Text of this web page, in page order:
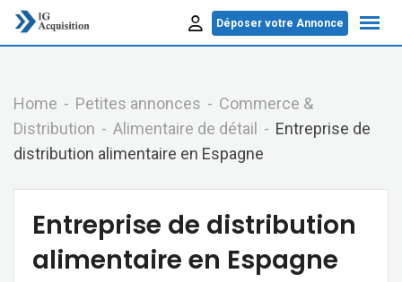
Skip
Déposer votre Annonce
Home Petites annonces
Commerce &
Distribution
Alimentaire de détail
Entreprise de
distribution alimentaire en Espagne
Entreprise de distribution
alimentaire en Espagne